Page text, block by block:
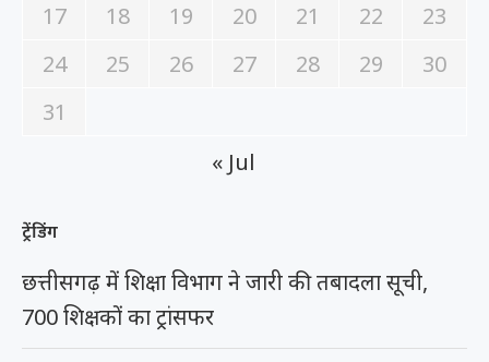
17
18 19 20 21 22
23
24
25 26 27 28 29
30
31
« Jul
ट्रेंडिंग
छत्तीसगढ़ में शिक्षा विभाग ने जारी की तबादला सूची,
700 शिक्षकों का ट्रांसफर